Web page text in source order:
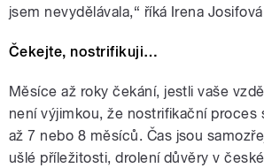
jsem nevydělávala,“ říká Irena
Čekejte, nostrifikuji…
Měsíce až roky čekání, jestli vaše
není výjimkou, že nostrifikační proces
až 7 nebo 8 měsíců. Čas jsou
ušlé příležitosti, drolení důvěry v